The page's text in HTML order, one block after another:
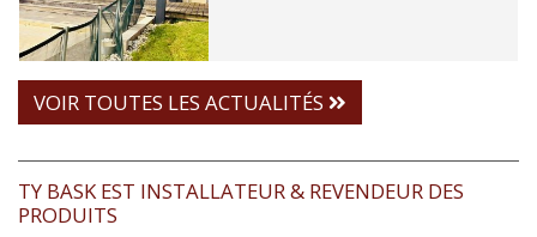
VOIR TOUTES LES ACTUALITÉS
TY BASK EST INSTALLATEUR & REVENDEUR DES
PRODUITS